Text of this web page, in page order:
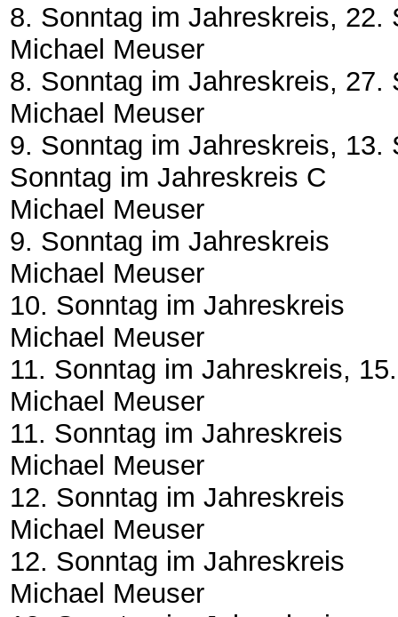
8. Sonntag im Jahreskreis, 22.
Michael Meuser
8. Sonntag im Jahreskreis, 27.
Michael Meuser
9. Sonntag im Jahreskreis,
Sonntag im Jahreskreis C
Michael Meuser
9. Sonntag im Jahreskreis
Michael Meuser
10. Sonntag im Jahreskreis
Michael Meuser
11. Sonntag im Jahreskreis,
Michael Meuser
11. Sonntag im Jahreskreis
Michael Meuser
12. Sonntag im Jahreskreis
Michael Meuser
12. Sonntag im Jahreskreis
Michael Meuser